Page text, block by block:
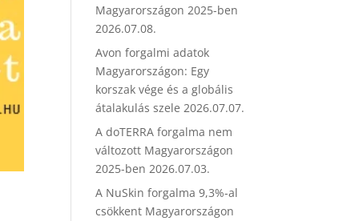
Magyarországon 2025-ben
2026.07.08.
Avon forgalmi adatok
Magyarországon: Egy
korszak vége és a globális
átalakulás szele 2026.07.07.
A doTERRA forgalma nem
változott Magyarországon
2025-ben 2026.07.03.
A NuSkin forgalma 9,3%-al
csökkent Magyarországon